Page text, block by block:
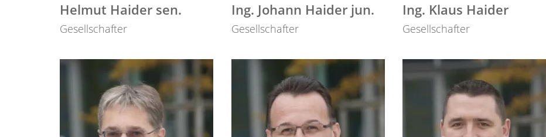
Helmut Haider sen.
Gesellschafter
Ing. Johann Haider jun.
Gesellschafter
Ing. Klaus Haider
Gesellschafter